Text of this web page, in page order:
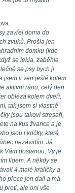
zavřel doma do
zvuků. Prošla jen
domku (kde
se lekla, zaběhla
se psy bych ji
jsem ji ven ještě kolem
aktivní ráno, celý den
oblézá kolem dveří,
tak jsem si vlastně
jsou takoví stresaři,
na kus žvance a je
jsou i kočky, které
nezávidím. Já
Vám dostanou, Vy je
lidem. A někdy se
4 malé králíčky a
přece jen dali a má
proti, ale oni vše